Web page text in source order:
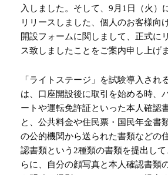
入しました。そして、9月1日（火）
リリースしました、個人のお客様向
開設フォームに関しまして、正式に
ス致しましたことをご案内申し上げ
「ライトステージ」を試験導入され
は、口座開設後に取引を始める時、
ートや運転免許証といった本人確認
と、公共料金や住民票・国民年金書
の公的機関から送られた書類などの
認書類という2種類の書類を提出して
らに、自分の顔写真と本人確認書類